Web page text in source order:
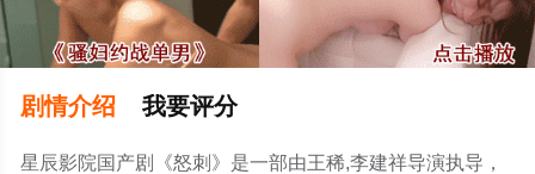
剧情介绍 我要评分
星辰影院国产剧《怒刺》是一部由王稀,李建祥导演执导，